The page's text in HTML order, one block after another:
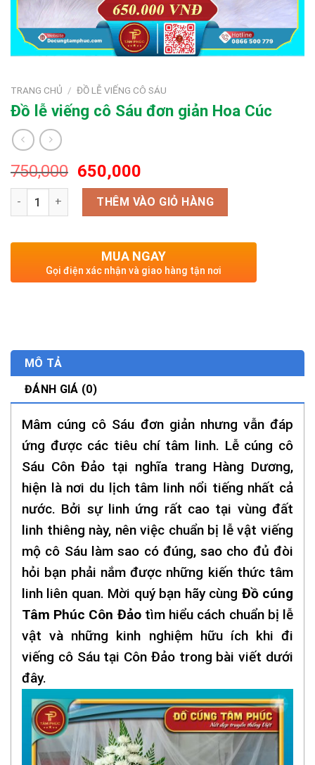
TRANG CHỦ / ĐỒ LỄ VIẾNG CÔ SÁU
Đồ lễ viếng cô Sáu đơn giản Hoa Cúc
750,000 Giá
gốc
VND750,000.
650,000
hiện
tại
là:
VND650,000.
Số lượng THÊM VÀO GIỎ HÀNG
MUA NGAY
Gọi điện xác nhận và giao hàng tận nơi
MÔ TẢ
ĐÁNH GIÁ (0)
Mâm cúng cô Sáu đơn giản nhưng vẫn đáp
ứng được các tiêu chí tâm linh. Lễ cúng cô
Sáu Côn Đảo tại nghĩa trang Hàng Dương,
hiện là nơi du lịch tâm linh nổi tiếng nhất cả
nước. Bởi sự linh ứng rất cao tại vùng đất
linh thiêng này, nên việc chuẩn bị lễ vật viếng
mộ cô Sáu làm sao có đúng, sao cho đủ đòi
hỏi bạn phải nắm được những kiến thức tâm
linh liên quan. Mời quý bạn hãy cùng Đồ cúng
Tâm Phúc Côn Đảotìm hiểu cách chuẩn bị lễ
vật và những kinh nghiệm hữu ích khi đi
viếng cô Sáu tại Côn Đảo trong bài viết dưới
đây.